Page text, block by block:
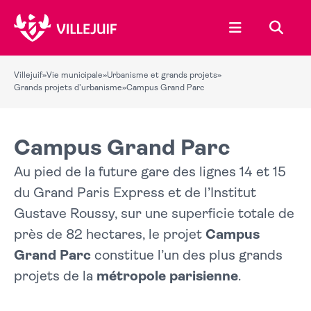
Ouvrir le
Villejuif»Vie municipale»Urbanisme et grands projets»
Grands projets d'urbanisme»Campus Grand Parc
Campus Grand Parc
Au pied de la future gare des lignes 14 et 15
du Grand Paris Express et de l’Institut
Gustave Roussy, sur une superficie totale de
près de 82 hectares, le projet Campus
Grand Parc constitue l’un des plus grands
projets de la métropole parisienne.